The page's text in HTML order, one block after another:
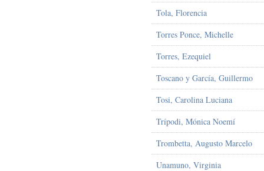
Tola, Florencia
Torres Ponce, Michelle
Torres, Ezequiel
Toscano y García, Guillermo
Tosi, Carolina Luciana
Trípodi, Mónica Noemí
Trombetta, Augusto Marcelo
Unamuno, Virginia